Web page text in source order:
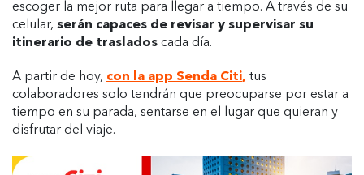
escoger la mejor ruta para llegar a tiempo. A través de su
celular, serán capaces de revisar y supervisar su
itinerario de traslados cada día.
A partir de hoy, con la app Senda Citi, tus
colaboradores solo tendrán que preocuparse por estar a
tiempo en su parada, sentarse en el lugar que quieran y
disfrutar del viaje.